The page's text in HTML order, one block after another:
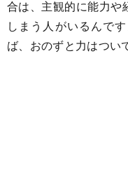
合は、主観的に能力や
しまう人がいるんで
ば、おのずと力はつい